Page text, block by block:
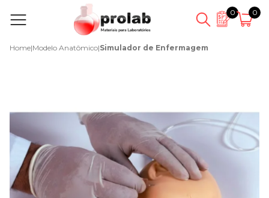
0 0
Home|Modelo Anatômico|Simulador de Enfermagem